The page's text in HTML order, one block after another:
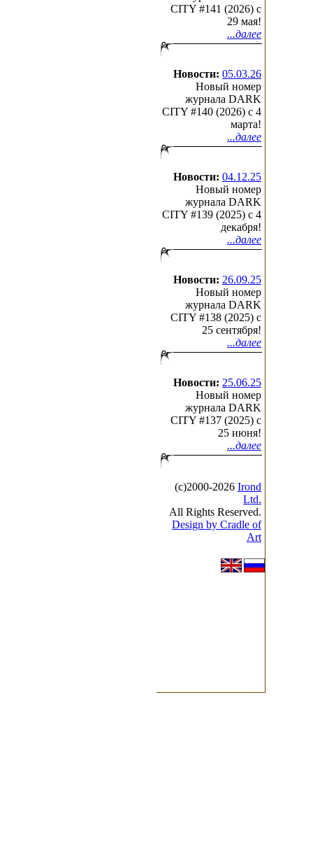
CITY #141 (2026) c
29 мая!
...далее
Новости: 05.03.26
Новый номер
журнала DARK
CITY #140 (2026) c 4
марта!
...далее
Новости: 04.12.25
Новый номер
журнала DARK
CITY #139 (2025) c 4
декабря!
...далее
Новости: 26.09.25
Новый номер
журнала DARK
CITY #138 (2025) c
25 сентября!
...далее
Новости: 25.06.25
Новый номер
журнала DARK
CITY #137 (2025) c
25 июня!
...далее
(с)2000-2026 Irond
Ltd.
All Rights Reserved.
Design by Cradle of
Art